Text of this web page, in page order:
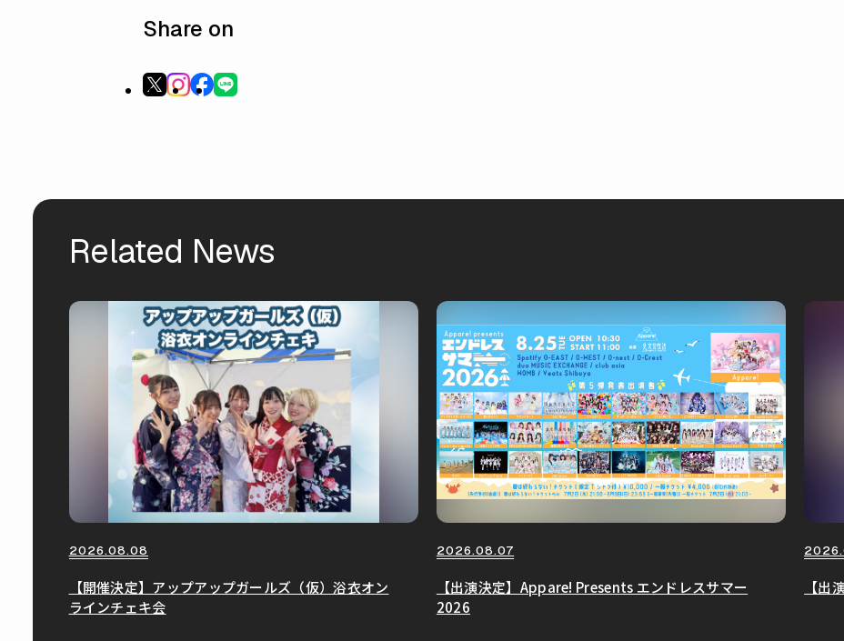
Share on
Related News
2026.08.08
【開催決定】アップアップガールズ（仮）浴衣オン
ラインチェキ会
2026.08.07
【出演決定】Appare! Presents エンドレスサマー
2026
【出